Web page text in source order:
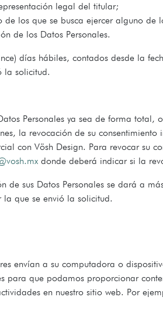
legal del titular;
los que se busca ejercer alguno de
de los Datos Personales.
días hábiles, contados desde la
la solicitud.
Personales ya sea de forma total,
la revocación de su
con Vösh Design. Para revocar su
donde deberá indicar si la
sus Datos Personales se dará a
que se envió la solicitud.
envían a su computadora o
para que podamos proporcionar
en nuestro sitio web. Por